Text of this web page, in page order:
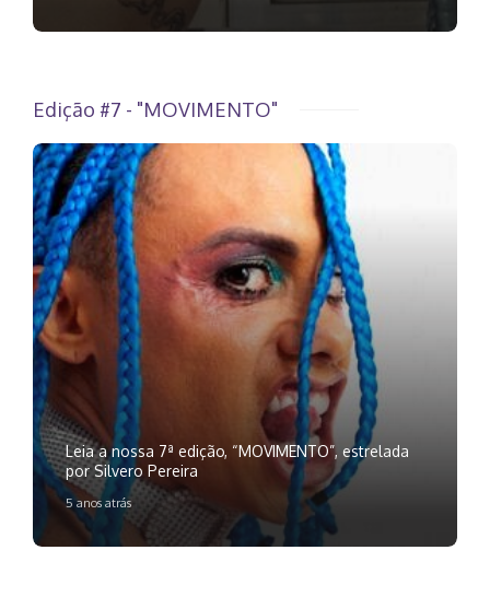
Edição #7 - "MOVIMENTO"
Leia a nossa 7ª edição, “MOVIMENTO”, estrelada
por Silvero Pereira
5 anos atrás